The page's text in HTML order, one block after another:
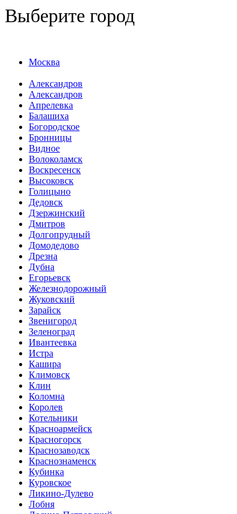
Выберите город
Москва
Александров
Александров
Апрелевка
Балашиха
Богородское
Бронницы
Видное
Волоколамск
Воскресенск
Высоковск
Голицыно
Дедовск
Дзержинский
Дмитров
Долгопрудный
Домодедово
Дрезна
Дубна
Егорьевск
Железнодорожный
Жуковский
Зарайск
Звенигород
Зеленоград
Ивантеевка
Истра
Кашира
Климовск
Клин
Коломна
Королев
Котельники
Красноармейск
Красногорск
Краснозаводск
Краснознаменск
Кубинка
Куровское
Ликино-Дулево
Лобня